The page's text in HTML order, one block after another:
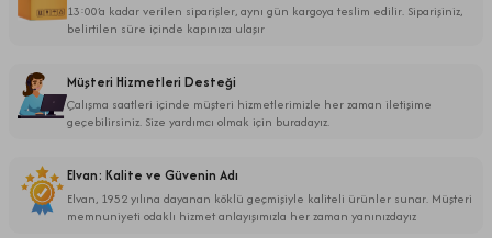
13:00’a kadar verilen siparişler, aynı gün kargoya teslim edilir. Siparişiniz,
belirtilen süre içinde kapınıza ulaşır
Müşteri Hizmetleri Desteği
Çalışma saatleri içinde müşteri hizmetlerimizle her zaman iletişime
geçebilirsiniz. Size yardımcı olmak için buradayız.
Elvan: Kalite ve Güvenin Adı
Elvan, 1952 yılına dayanan köklü geçmişiyle kaliteli ürünler sunar. Müşteri
memnuniyeti odaklı hizmet anlayışımızla her zaman yanınızdayız